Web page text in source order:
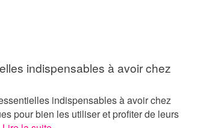
indispensables à avoir chez
indispensables à avoir chez
pour bien les utiliser et profiter de leurs